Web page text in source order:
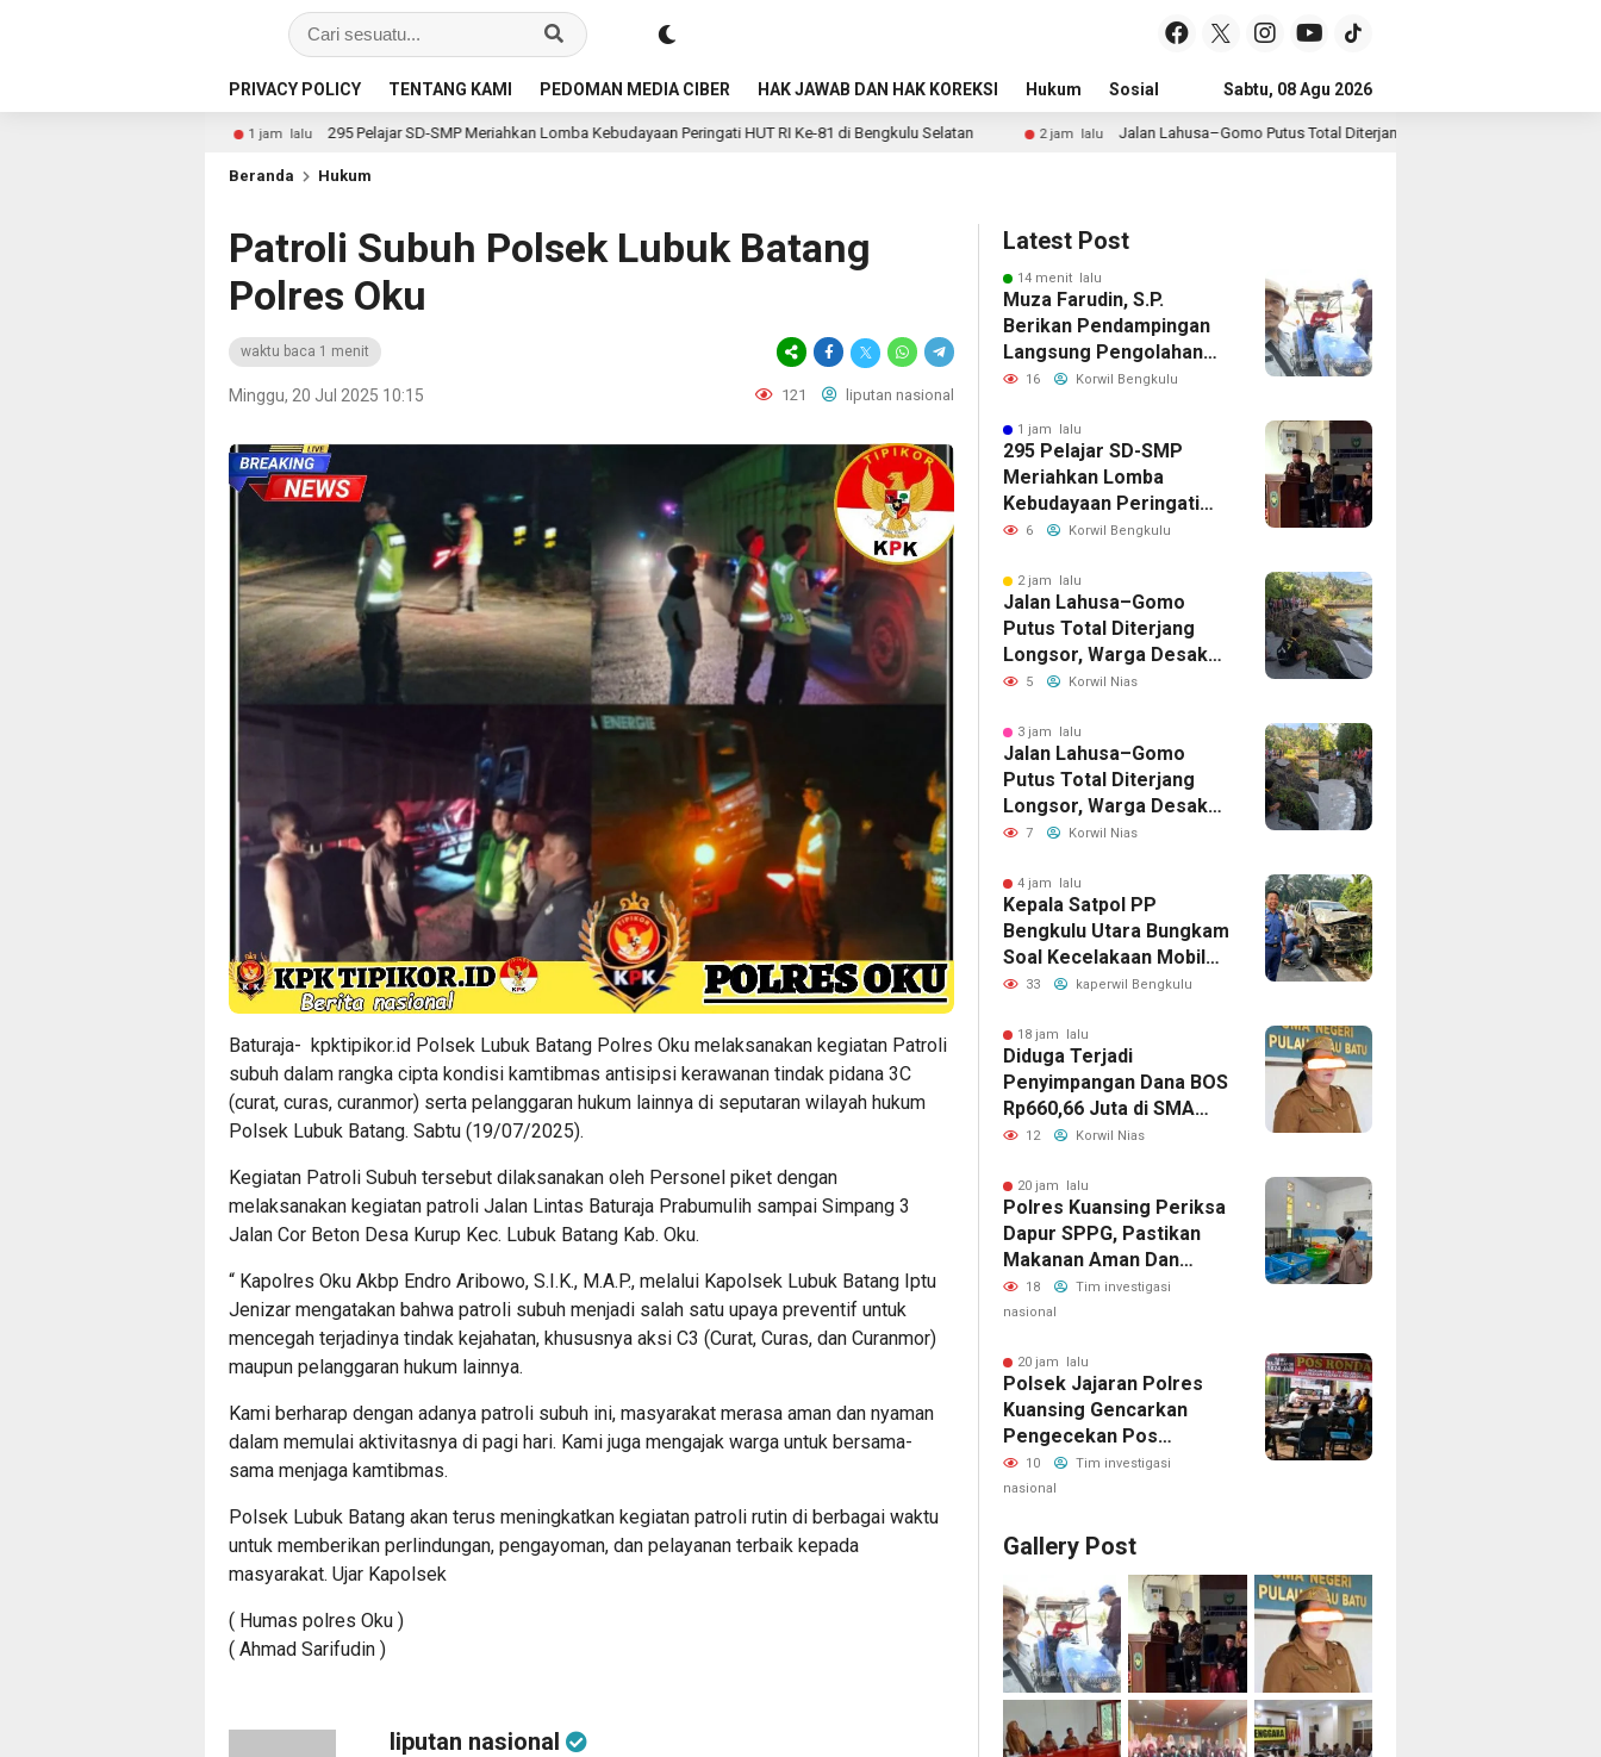
PRIVACY POLICY TENTANG KAMI PEDOMAN MEDIA CIBER HAK JAWAB DAN HAK KOREKSI Hukum Sosial Pendidikan Politik
Sabtu, 08 Agu 2026
295 Pelajar SD-SMP Meriahkan Lomba Kebudayaan Peringati HUT RI Ke-81 di Bengkulu Selatan 2 jam lalu Jalan Lahusa–Gomo Putus Total Diterjang Longsor, Warga Desak Pemkab Nias Selatan
Beranda Hukum
Patroli Subuh Polsek Lubuk Batang
Polres Oku
waktu baca 1 menit
Minggu, 20 Jul 2025 10:15 121 liputan nasional
Baturaja- kpktipikor.id Polsek Lubuk Batang Polres Oku melaksanakan kegiatan Patroli
subuh dalam rangka cipta kondisi kamtibmas antisipsi kerawanan tindak pidana 3C
(curat, curas, curanmor) serta pelanggaran hukum lainnya di seputaran wilayah hukum
Polsek Lubuk Batang. Sabtu (19/07/2025).
Kegiatan Patroli Subuh tersebut dilaksanakan oleh Personel piket dengan
melaksanakan kegiatan patroli Jalan Lintas Baturaja Prabumulih sampai Simpang 3
Jalan Cor Beton Desa Kurup Kec. Lubuk Batang Kab. Oku.
“ Kapolres Oku Akbp Endro Aribowo, S.I.K., M.A.P., melalui Kapolsek Lubuk Batang Iptu
Jenizar mengatakan bahwa patroli subuh menjadi salah satu upaya preventif untuk
mencegah terjadinya tindak kejahatan, khususnya aksi C3 (Curat, Curas, dan Curanmor)
maupun pelanggaran hukum lainnya.
Kami berharap dengan adanya patroli subuh ini, masyarakat merasa aman dan nyaman
dalam memulai aktivitasnya di pagi hari. Kami juga mengajak warga untuk bersama-
sama menjaga kamtibmas.
Polsek Lubuk Batang akan terus meningkatkan kegiatan patroli rutin di berbagai waktu
untuk memberikan perlindungan, pengayoman, dan pelayanan terbaik kepada
masyarakat. Ujar Kapolsek
( Humas polres Oku )
( Ahmad Sarifudin )
liputan nasional
Latest Post
14 menit lalu
Muza Farudin, S.P.
Berikan Pendampingan
Langsung Pengolahan
Lahan Sawah di Seginim
16 Korwil Bengkulu
1 jam lalu
295 Pelajar SD-SMP
Meriahkan Lomba
Kebudayaan Peringati
HUT RI Ke-81 di Bengkulu
6 Korwil Bengkulu
2 jam lalu
Jalan Lahusa–Gomo
Putus Total Diterjang
Longsor, Warga Desak
Pemkab Nias Selatan
5 Korwil Nias
3 jam lalu
Jalan Lahusa–Gomo
Putus Total Diterjang
Longsor, Warga Desak
Pemkab Nias Selatan
7 Korwil Nias
4 jam lalu
Kepala Satpol PP
Bengkulu Utara Bungkam
Soal Kecelakaan Mobil
Dinas yang Dikemudikan
33 kaperwil Bengkulu
18 jam lalu
Diduga Terjadi
Penyimpangan Dana BOS
Rp660,66 Juta di SMA
Negeri 1 Pulau-Pulau
Belanja Bernilai Besar
Jadi Sorotan; LSM
GEMPUR Siapkan
Laporan ke Kejaksaan
12 Korwil Nias
20 jam lalu
Polres Kuansing Periksa
Dapur SPPG, Pastikan
Makanan Aman Dan
Layak Dikonsumsi
18
Tim investigasi
nasional
20 jam lalu
Polsek Jajaran Polres
Kuansing Gencarkan
Pengecekan Pos
Kamling, Kapolres Ajak
Warga Aktif Jaga
10
Tim investigasi
nasional
Gallery Post